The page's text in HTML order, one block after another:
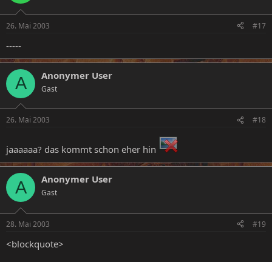
26. Mai 2003 #17
-----
A Anonymer User
Gast
26. Mai 2003 #18
jaaaaaa? das kommt schon eher hin
A Anonymer User
Gast
28. Mai 2003 #19
<blockquote>